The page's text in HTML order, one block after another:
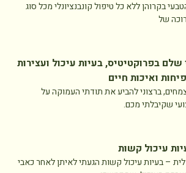
בקרוהן ללא כל טיפול קונבנציונלי מכל סוג
של
בפרוקטיטיס, בעיות עיכול ועצירות
ואיכות חיים
ברצוני להביע את תודתי העמוקה על
שקיבלתי מכם.
עיכול קשות
– בעיות עיכול קשות הגעתי לאיתן לאחר כאבי